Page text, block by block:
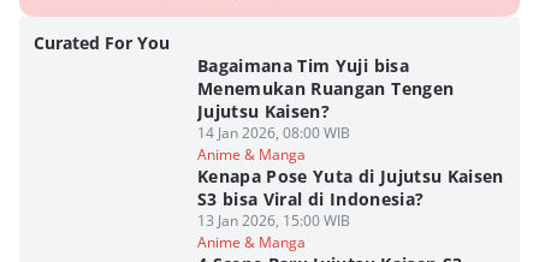
Curated For You
Bagaimana Tim Yuji bisa
Menemukan Ruangan Tengen
Jujutsu Kaisen?
14 Jan 2026, 08:00 WIB
Anime & Manga
Kenapa Pose Yuta di Jujutsu Kaisen
S3 bisa Viral di Indonesia?
13 Jan 2026, 15:00 WIB
Anime & Manga